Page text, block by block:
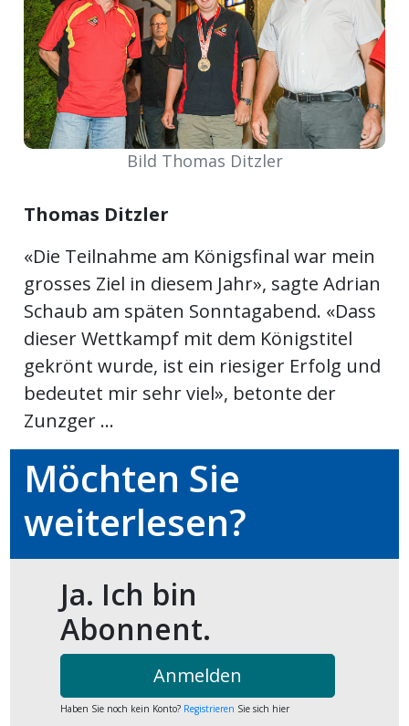
App
Bild Thomas Ditzler
Thomas Ditzler
«Die Teilnahme am Königsfinal war mein
grosses Ziel in diesem Jahr», sagte Adrian
Schaub am späten Sonntagabend. «Dass
dieser Wettkampf mit dem Königstitel
gekrönt wurde, ist ein riesiger Erfolg und
bedeutet mir sehr viel», betonte der
Zunzger ...
Möchten Sie
weiterlesen?
Ja. Ich bin
Abonnent.
Anmelden
Haben Sie noch kein Konto? Registrieren Sie sich hier